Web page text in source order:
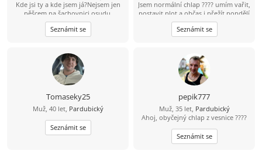
Kde jsi ty a kde jsem já?Nejsem jen
pěšcem na šachovnici osudu.
Seznámit se
Jsem normální chlap ???? umím vařit,
postavit plot a občas i přežít pondělí
????
Seznámit se
Tomaseky25
Muž, 40 let, Pardubický
Seznámit se
pepik777
Muž, 35 let, Pardubický
Ahoj, obyčejný chlap z vesnice ????
Seznámit se